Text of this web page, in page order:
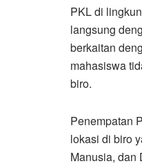
PKL di
langsung
berkaitan
mahasiswa
biro.
Penempatan
lokasi di biro
Manusia, dan